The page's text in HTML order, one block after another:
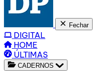
Fechar
DIGITAL
HOME
ÚLTIMAS
CADERNOS